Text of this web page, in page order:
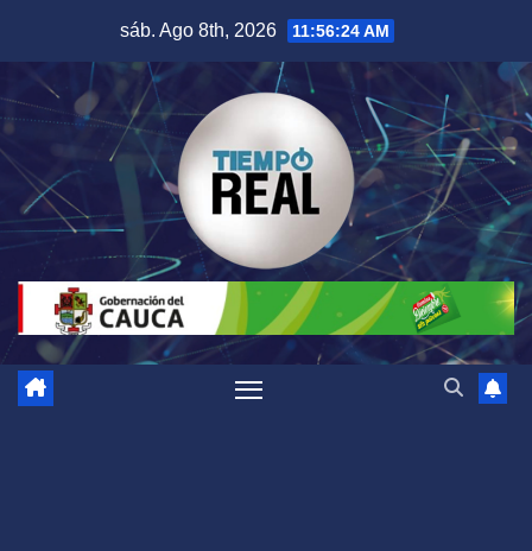
contenido
sáb. Ago 8th, 2026 11:56:24 AM